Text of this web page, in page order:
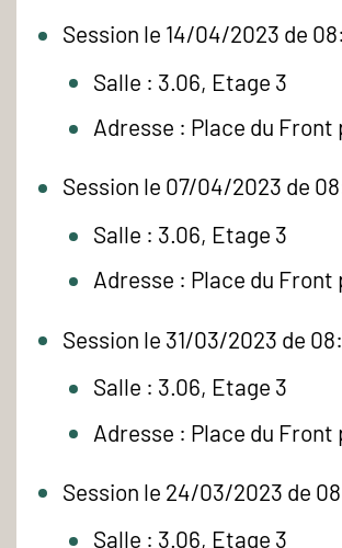
Session le 14/04/2023 de
Salle : 3.06, Etage 3
Adresse : Place du Front
Session le 07/04/2023 de
Salle : 3.06, Etage 3
Adresse : Place du Front
Session le 31/03/2023 de
Salle : 3.06, Etage 3
Adresse : Place du Front
Session le 24/03/2023 de
Salle : 3.06, Etage 3